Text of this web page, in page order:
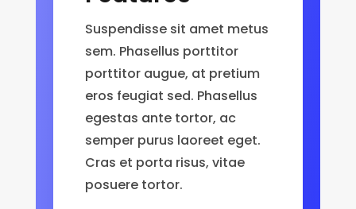
Suspendisse sit amet metus
sem. Phasellus porttitor
porttitor augue, at pretium
eros feugiat sed. Phasellus
egestas ante tortor, ac
semper purus laoreet eget.
Cras et porta risus, vitae
posuere tortor.